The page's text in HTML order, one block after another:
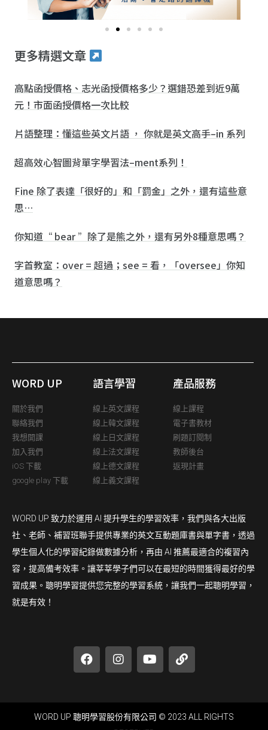
更多精選文章
高點函授價格、志光函授價格多少？選錯恐差到近9萬
元！市面函授價格一次比較
片語整理：懂這些英文片語 ， 你就是英文高手–in 系列
超高效心智圖背單字學習法–ment系列！
Fine 除了表達「很好的」和「罰金」之外，還有這些意
思…
你知道“ bear ”除了是熊之外，還有另外8種意思嗎？
字首教室：over = 超過；see = 看，「oversee」你知
道意思嗎？
WORD UP
關於我們
聯絡我們
我想開課
加入我們
iOS 下載
google play 下載
語言學習
線上英文課程
線上韓文課程
線上日文課程
線上法文課程
線上德文課程
線上義文課程
產品服務
線上課程
電子書教材
刷題訂閱制
教師後台
返現計畫
WORD UP 致力於運用 AI 提升學生的學習效率，我們與各大出版
社、老師、補習班聯手提供專業的英文互動題庫書與單字書，透過
學生個人化的學習紀錄做數據分析，再由 AI 推薦最適合的複習內
容，提高備考效率。讓莘莘學子們可以在最短的時間獲得最好的學
習成果。聰明學習提供您完整的學習系統，讓我們一起聰明學習，
就是有效！
WORD UP 聰明學習股份有限公司 © 2023 ALL RIGHTS